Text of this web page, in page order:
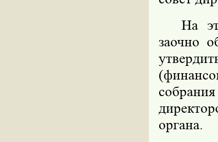
На
заочно
органа.